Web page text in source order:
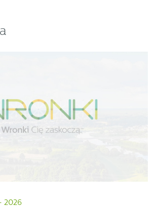
2026
prezentujących nasze treści w
ofert, komunikatów mediów